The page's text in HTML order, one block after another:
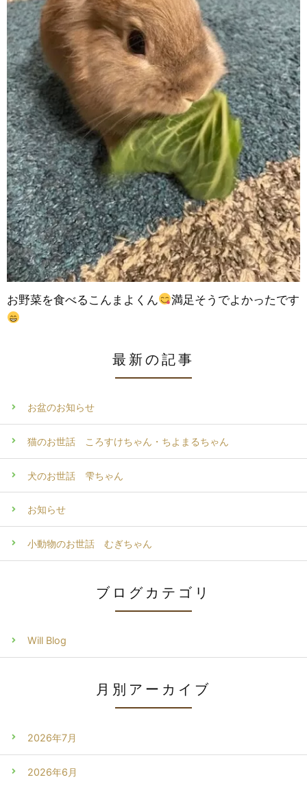
お野菜を食べるこんまよくん 満足そうでよかったです
最新の記事
お盆のお知らせ
猫のお世話 ころすけちゃん・ちよまるちゃん
犬のお世話 雫ちゃん
お知らせ
小動物のお世話 むぎちゃん
ブログカテゴリ
Will Blog
月別アーカイブ
2026年7月
2026年6月